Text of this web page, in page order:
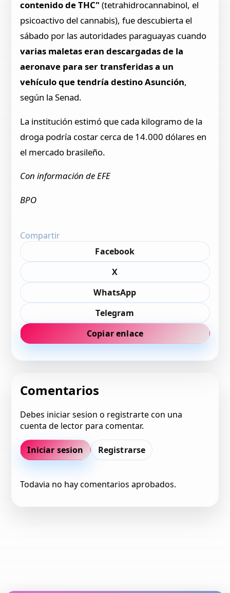
contenido de THC"(tetrahidrocannabinol, el
psicoactivo del cannabis), fue descubierta el
sábado por las autoridades paraguayas cuando
varias maletas eran descargadas de la
aeronave para ser transferidas a un
vehículo que tendría destino Asunción,
según la Senad.
La institución estimó que cada kilogramo de la
droga podría costar cerca de 14.000 dólares en
el mercado brasileño.
Con información de EFE
BPO
Compartir
Facebook
X
WhatsApp
Telegram
Copiar enlace
Comentarios
Debes iniciar sesion o registrarte con una
cuenta de lector para comentar.
Iniciar sesion Registrarse
Todavia no hay comentarios aprobados.